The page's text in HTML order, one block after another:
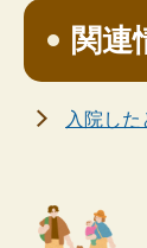
関連
入院し